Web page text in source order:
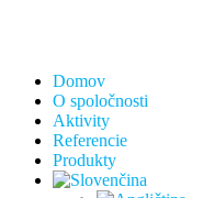
Domov
O spoločnosti
Aktivity
Referencie
Produkty